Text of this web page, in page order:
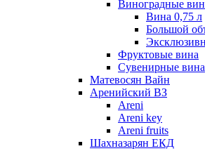
Виноградные
Вина 0,75 л
Большой
Фруктовые вина
Cувенирные вина
Матевосян Вайн
Аренийский ВЗ
Areni
Areni key
Areni fruits
Шахназарян ЕКД